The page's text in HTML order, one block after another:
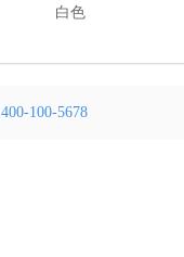
白色
400-100-5678